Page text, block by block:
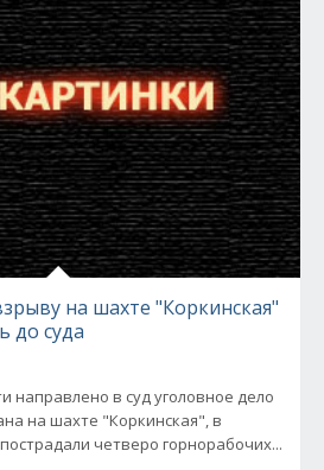
на шахте "Коркинская"
до суда
направлено в суд уголовное дело
на шахте "Коркинская", в
четверо горнорабочих...